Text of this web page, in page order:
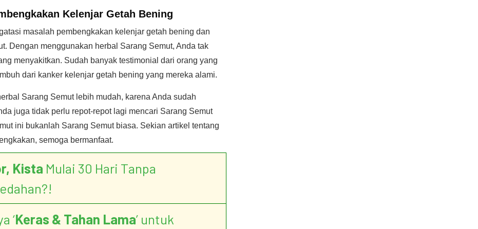
Kelenjar Getah Bening
masalah pembengkakan kelenjar getah bening dan
Dengan menggunakan herbal Sarang Semut, Anda tak
menyakitkan. Sudah banyak testimonial dari orang yang
dari kanker kelenjar getah bening yang mereka alami.
Sarang Semut lebih mudah, karena Anda sudah
juga tidak perlu repot-repot lagi mencari Sarang Semut
ini bukanlah Sarang Semut biasa. Sekian artikel tentang
semoga bermanfaat.
Kista Mulai 30 Hari Tanpa
‘Keras & Tahan Lama’ untuk